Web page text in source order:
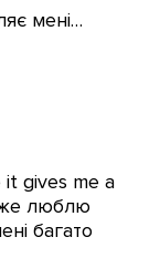
мені…
gives me a
люблю
багато